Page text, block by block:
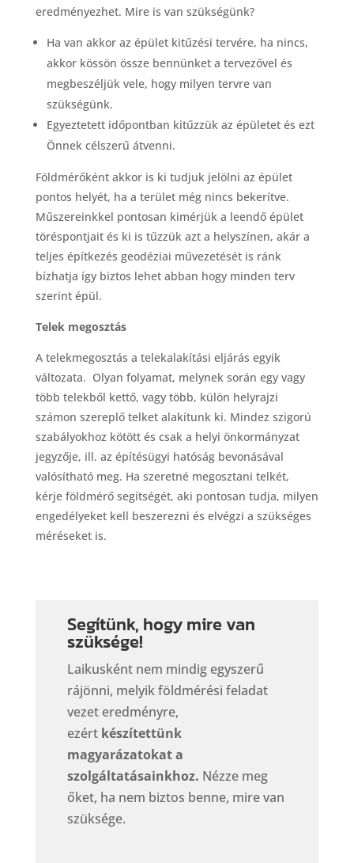
eredményezhet. Mire is van szükségünk?
Ha van akkor az épület kitűzési tervére, ha nincs,
akkor kössön össze bennünket a tervezővel és
megbeszéljük vele, hogy milyen tervre van
szükségünk.
Egyeztetett időpontban kitűzzük az épületet és ezt
Önnek célszerű átvenni.
Földmérőként akkor is ki tudjuk jelölni az épület
pontos helyét, ha a terület még nincs bekerítve.
Műszereinkkel pontosan kimérjük a leendő épület
töréspontjait és ki is tűzzük azt a helyszínen, akár a
teljes építkezés geodéziai művezetését is ránk
bízhatja így biztos lehet abban hogy minden terv
szerint épül.
Telek megosztás
A telekmegosztás a telekalakítási eljárás egyik
változata. Olyan folyamat, melynek során egy vagy
több telekből kettő, vagy több, külön helyrajzi
számon szereplő telket alakítunk ki. Mindez szigorú
szabályokhoz kötött és csak a helyi önkormányzat
jegyzője, ill. az építésügyi hatóság bevonásával
valósítható meg. Ha szeretné megosztani telkét,
kérje földmérő segítségét, aki pontosan tudja, milyen
engedélyeket kell beszerezni és elvégzi a szükséges
méréseket is.
Segítünk, hogy mire van
szüksége!
Laikusként nem mindig egyszerű
rájönni, melyik földmérési feladat
vezet eredményre,
ezért készítettünk
magyarázatokat a
szolgáltatásainkhoz. Nézze meg
őket, ha nem biztos benne, mire van
szüksége.